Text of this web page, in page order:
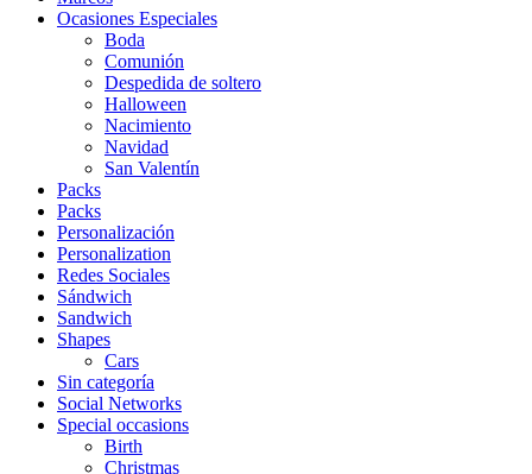
Ocasiones Especiales
Boda
Comunión
Despedida de soltero
Halloween
Nacimiento
Navidad
San Valentín
Packs
Packs
Personalización
Personalization
Redes Sociales
Sándwich
Sandwich
Shapes
Cars
Sin categoría
Social Networks
Special occasions
Birth
Christmas